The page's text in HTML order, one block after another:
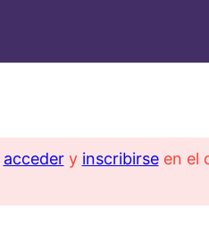
accedery inscribirseen el